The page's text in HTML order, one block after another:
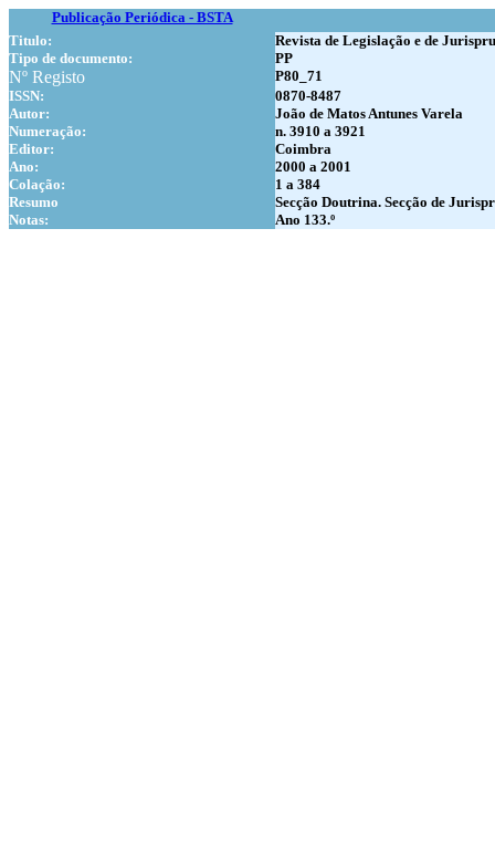
Publicação Periódica - BSTA
Titulo:
Revista de Legislação e de
Tipo de documento:
PP
Nº Registo
P80_71
ISSN:
0870-8487
Autor:
João de Matos Antunes Varela
Numeração:
n. 3910 a 3921
Editor:
Coimbra
Ano:
2000 a 2001
Colação:
1 a 384
Resumo
Secção Doutrina. Secção de
Notas:
Ano 133.º